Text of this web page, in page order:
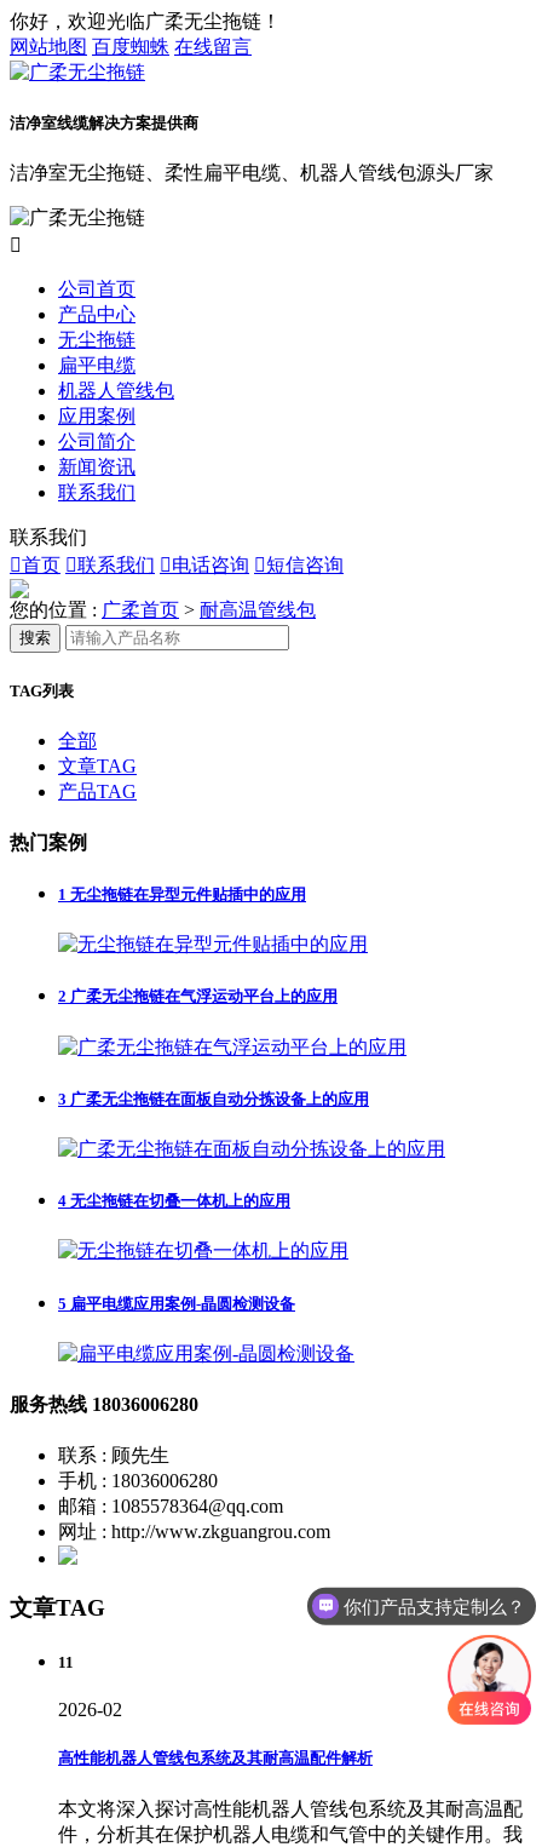
你好，欢迎光临广柔无尘拖链！
网站地图 百度蜘蛛 在线留言
洁净室线缆解决方案提供商
洁净室无尘拖链、柔性扁平电缆、机器人管线包源头厂家

公司首页
产品中心
无尘拖链
扁平电缆
机器人管线包
应用案例
公司简介
新闻资讯
联系我们
联系我们
首页 联系我们 电话咨询 短信咨询
您的位置 : 广柔首页 > 耐高温管线包
搜索
TAG列表
全部
文章TAG
产品TAG
热门案例
1 无尘拖链在异型元件贴插中的应用
2 广柔无尘拖链在气浮运动平台上的应用
3 广柔无尘拖链在面板自动分拣设备上的应用
4 无尘拖链在切叠一体机上的应用
5 扁平电缆应用案例-晶圆检测设备
服务热线 18036006280
联系 : 顾先生
手机 : 18036006280
邮箱 : 1085578364@qq.com
网址 : http://www.zkguangrou.com
文章TAG
11
2026-02
高性能机器人管线包系统及其耐高温配件解析
本文将深入探讨高性能机器人管线包系统及其耐高温配
件，分析其在保护机器人电缆和气管中的关键作用。我
你们产品支持定制么？